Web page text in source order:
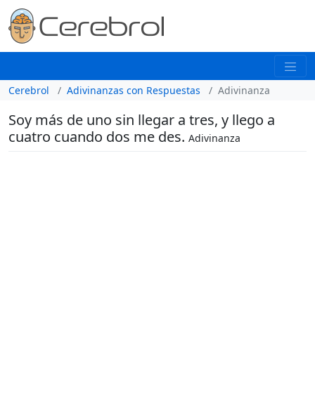
Cerebrol Adivinanzas con Respuestas Adivinanza
Soy más de uno sin llegar a tres, y llego a
cuatro cuando dos me des. Adivinanza